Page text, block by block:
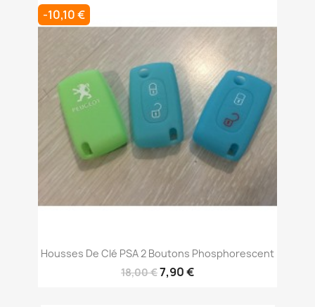
Housses De Clé PSA 2 Boutons Phosphorescent
18,00 €7,90 €
-10,10 €